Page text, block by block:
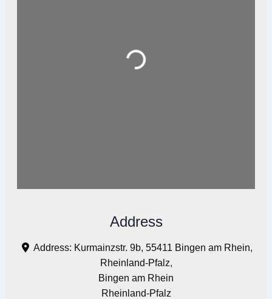
Loading...
Address
Address: Kurmainzstr. 9b, 55411 Bingen am Rhein,
Rheinland-Pfalz,
Bingen am Rhein
Rheinland-Pfalz